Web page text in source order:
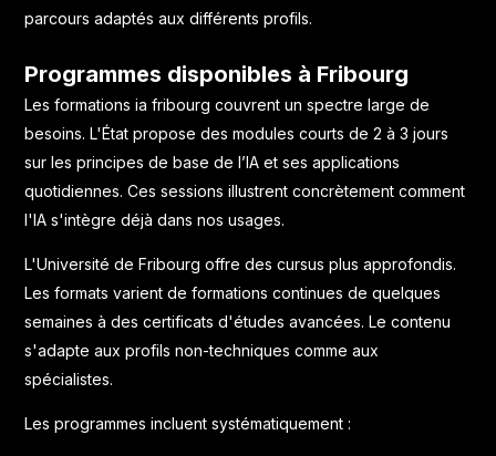
parcours adaptés aux différents profils.
Programmes disponibles à Fribourg
Les formations ia fribourg couvrent un spectre large de
besoins. L'État propose des modules courts de 2 à 3 jours
sur lesprincipes de base de l’IA et ses applications
quotidiennes. Ces sessions illustrent concrètement comment
l'IA s'intègre déjà dans nos usages.
L'Université de Fribourg offre des cursus plus approfondis.
Les formats varient de formations continues de quelques
semaines à des certificats d'études avancées. Le contenu
s'adapte aux profils non-techniques comme aux
spécialistes.
Les programmes incluent systématiquement :